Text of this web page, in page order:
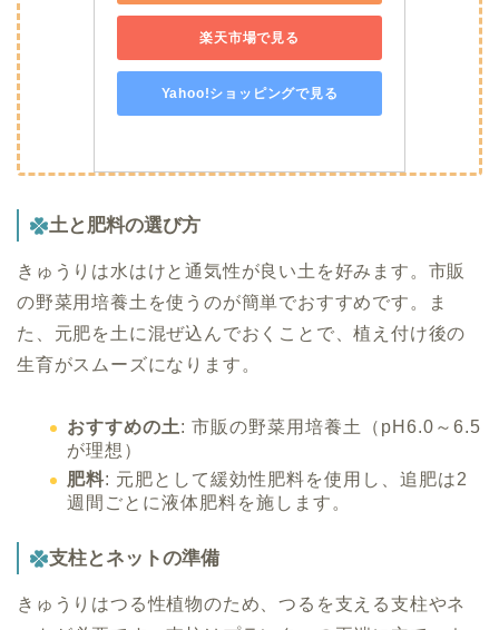
楽天市場で見る
Yahoo!ショッピングで見る
土と肥料の選び方
きゅうりは水はけと通気性が良い土を好みます。市販
の野菜用培養土を使うのが簡単でおすすめです。ま
た、元肥を土に混ぜ込んでおくことで、植え付け後の
生育がスムーズになります。
おすすめの土: 市販の野菜用培養土（pH6.0～6.5
が理想）
肥料: 元肥として緩効性肥料を使用し、追肥は2
週間ごとに液体肥料を施します。
支柱とネットの準備
きゅうりはつる性植物のため、つるを支える支柱やネ